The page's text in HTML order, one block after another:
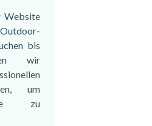
Website
bis
wir
um
zu